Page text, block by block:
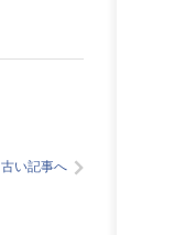
古い記事へ